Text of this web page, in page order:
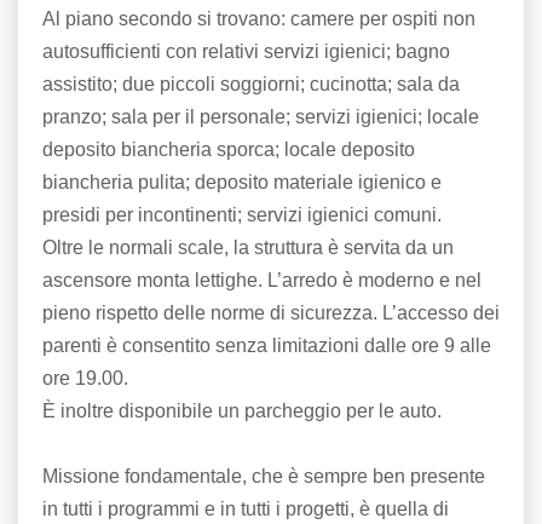
Al piano secondo si trovano: camere per ospiti non
autosufficienti con relativi servizi igienici; bagno
assistito; due piccoli soggiorni; cucinotta; sala da
pranzo; sala per il personale; servizi igienici; locale
deposito biancheria sporca; locale deposito
biancheria pulita; deposito materiale igienico e
presidi per incontinenti; servizi igienici comuni.
Oltre le normali scale, la struttura è servita da un
ascensore monta lettighe. L’arredo è moderno e nel
pieno rispetto delle norme di sicurezza. L’accesso dei
parenti è consentito senza limitazioni dalle ore 9 alle
ore 19.00.
È inoltre disponibile un parcheggio per le auto.
Missione fondamentale, che è sempre ben presente
in tutti i programmi e in tutti i progetti, è quella di